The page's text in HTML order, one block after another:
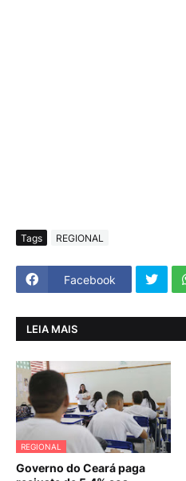
Tags REGIONAL
Facebook
LEIA MAIS
REGIONAL
Governo do Ceará paga